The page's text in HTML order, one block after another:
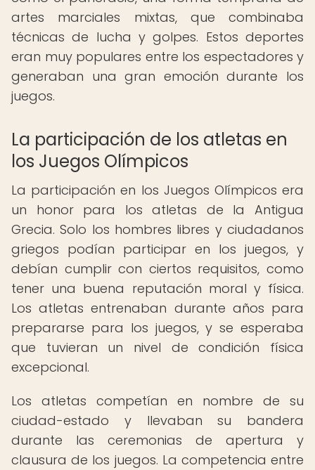
artes marciales mixtas, que combinaba
técnicas de lucha y golpes. Estos deportes
eran muy populares entre los espectadores y
generaban una gran emoción durante los
juegos.
La participación de los atletas en
los Juegos Olímpicos
La participación en los Juegos Olímpicos era
un honor para los atletas de la Antigua
Grecia. Solo los hombres libres y ciudadanos
griegos podían participar en los juegos, y
debían cumplir con ciertos requisitos, como
tener una buena reputación moral y física.
Los atletas entrenaban durante años para
prepararse para los juegos, y se esperaba
que tuvieran un nivel de condición física
excepcional.
Los atletas competían en nombre de su
ciudad-estado y llevaban su bandera
durante las ceremonias de apertura y
clausura de los juegos. La competencia entre